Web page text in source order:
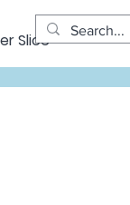
Slice